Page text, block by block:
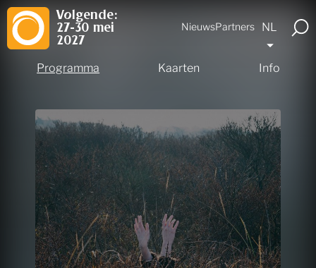
Volgende:
27-30 mei
2027
Programma Kaarten Info
NieuwsPartners NL